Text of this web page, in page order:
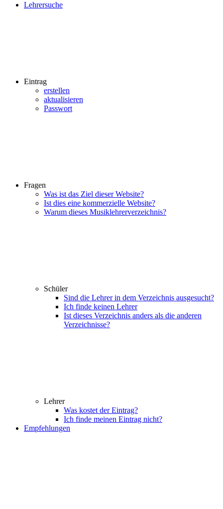
Lehrersuche
Eintrag
erstellen
aktualisieren
Passwort
Fragen
Was ist das Ziel dieser Website?
Ist dies eine kommerzielle Website?
Warum dieses Musiklehrerverzeichnis?
Schüler
Sind die Lehrer in dem Verzeichnis ausgesucht?
Ich finde keinen Lehrer
Ist dieses Verzeichnis anders als die anderen
Verzeichnisse?
Lehrer
Was kostet der Eintrag?
Ich finde meinen Eintrag nicht?
Empfehlungen